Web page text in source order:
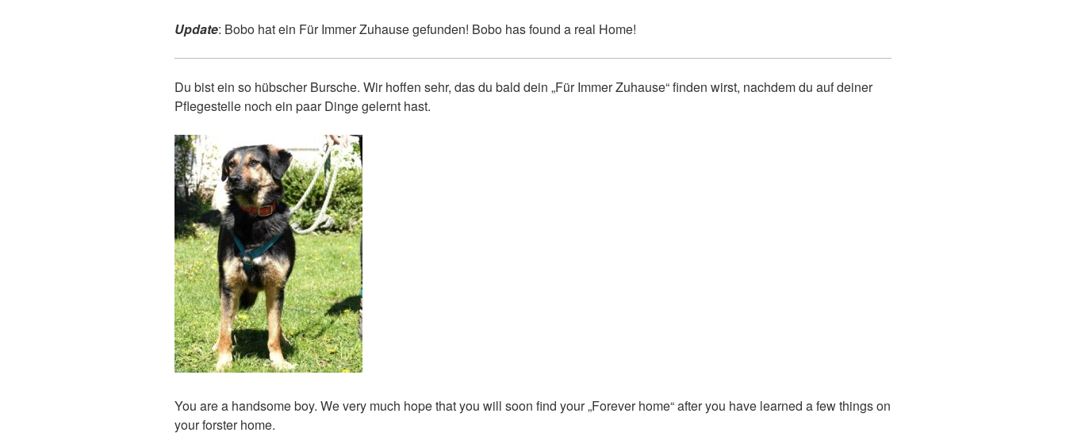
Update: Bobo hat ein Für Immer Zuhause gefunden! Bobo has found a real Home!
Du bist ein so hübscher Bursche. Wir hoffen sehr, das du bald dein „Für Immer Zuhause“ finden wirst, nachdem du auf deiner
Pflegestelle noch ein paar Dinge gelernt hast.
You are a handsome boy. We very much hope that you will soon find your „Forever home“ after you have learned a few things on
your forster home.